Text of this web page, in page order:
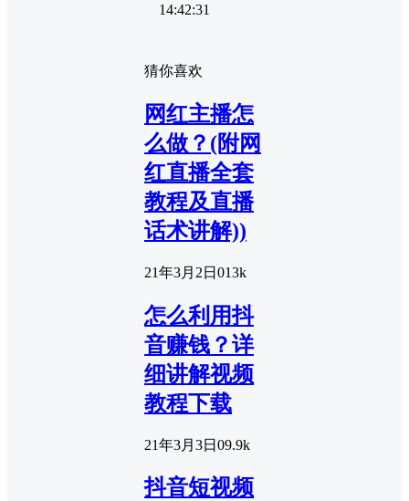
14:42:31
猜你喜欢
网红主播怎
么做？(附网
红直播全套
教程及直播
话术讲解))
21年3月2日 013k
怎么利用抖
音赚钱？详
细讲解视频
教程下载
21年3月3日 09.9k
抖音短视频